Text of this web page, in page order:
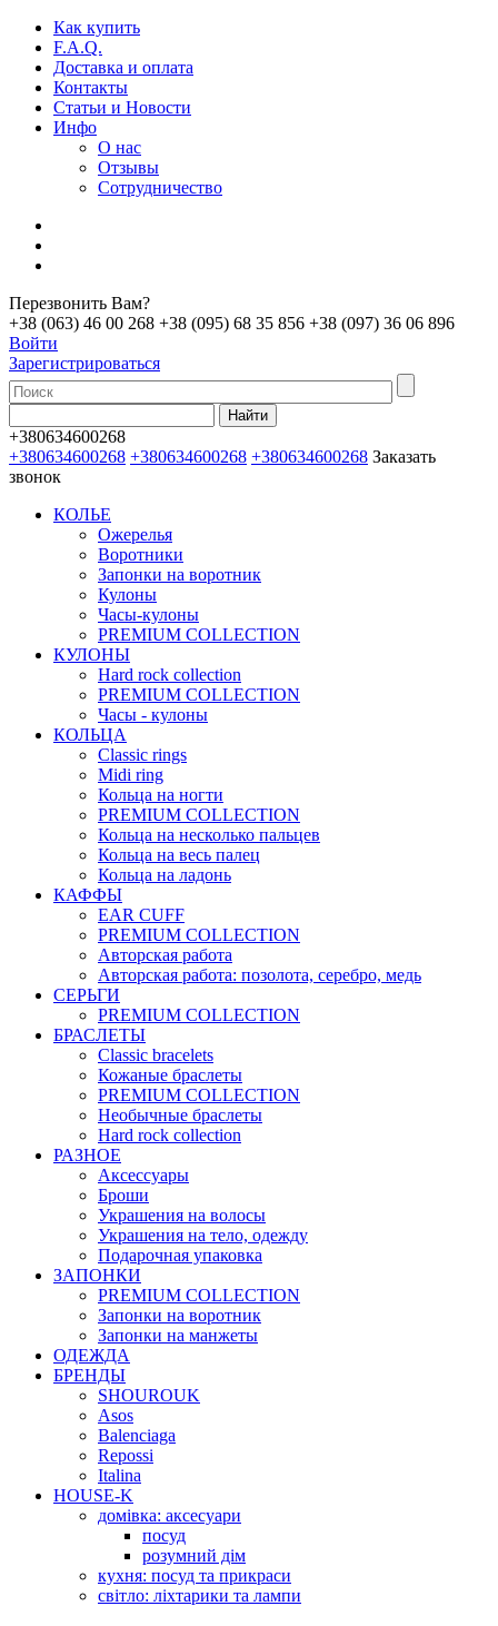
Как купить
F.A.Q.
Доставка и оплата
Контакты
Статьи и Новости
Инфо
О нас
Отзывы
Сотрудничество
Перезвонить Вам?
+38 (063) 46 00 268 +38 (095) 68 35 856 +38 (097) 36 06 896
Войти
Зарегистрироваться
+380634600268
+380634600268 +380634600268 +380634600268 Заказать
звонок
КОЛЬЕ
Ожерелья
Воротники
Запонки на воротник
Кулоны
Часы-кулоны
PREMIUM COLLECTION
КУЛОНЫ
Hard rock collection
PREMIUM COLLECTION
Часы - кулоны
КОЛЬЦА
Classic rings
Midi ring
Кольца на ногти
PREMIUM COLLECTION
Кольца на несколько пальцев
Кольца на весь палец
Кольца на ладонь
КАФФЫ
EAR CUFF
PREMIUM COLLECTION
Авторская работа
Авторская работа: позолота, серебро, медь
СЕРЬГИ
PREMIUM COLLECTION
БРАСЛЕТЫ
Classic bracelets
Кожаные браслеты
PREMIUM COLLECTION
Необычные браслеты
Hard rock collection
РАЗНОЕ
Аксессуары
Броши
Украшения на волосы
Украшения на тело, одежду
Подарочная упаковка
ЗАПОНКИ
PREMIUM COLLECTION
Запонки на воротник
Запонки на манжеты
ОДЕЖДА
БРЕНДЫ
SHOUROUK
Asos
Balenciaga
Repossi
Italina
HOUSE-K
домівка: аксесуари
посуд
розумний дім
кухня: посуд та прикраси
світло: ліхтарики та лампи